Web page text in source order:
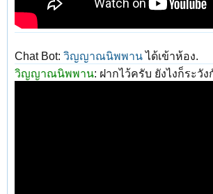
Chat Bot: วิญญาณนิพพานได้เข้าห้อง.
วิญญาณนิพพาน: ฝากไว้ครับ ยังไงก็ระวั